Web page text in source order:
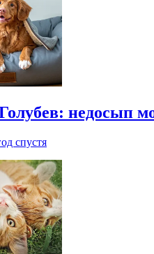
недосып
спустя